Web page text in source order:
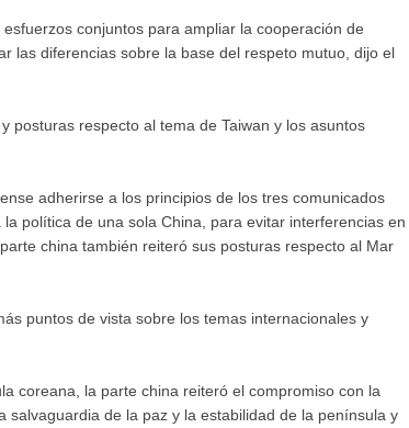
conjuntos para ampliar la cooperación de
las diferencias sobre la base del respeto mutuo, dijo el
posturas respecto al tema de Taiwan y los asuntos
adherirse a los principios de los tres comunicados
política de una sola China, para evitar interferencias en
china también reiteró sus posturas respecto al Mar
puntos de vista sobre los temas internacionales y
coreana, la parte china reiteró el compromiso con la
salvaguardia de la paz y la estabilidad de la península y